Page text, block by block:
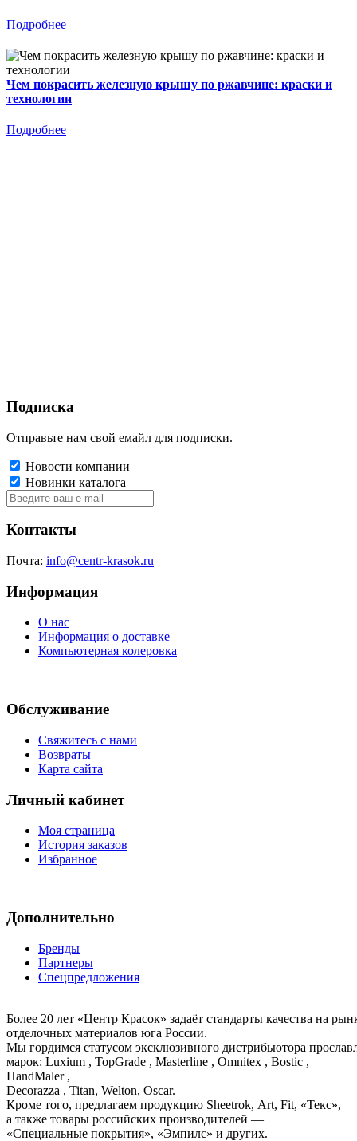
Подробнее
Чем покрасить железную крышу по ржавчине: краски и
технологии
Подробнее
Подписка
Отправьте нам свой емайл для подписки.
Новости компании
Новинки каталога
Контакты
Почта: info@centr-krasok.ru
Информация
О нас
Информация о доставке
Компьютерная колеровка
Обслуживание
Свяжитесь с нами
Возвраты
Карта сайта
Личный кабинет
Моя страница
История заказов
Избранное
Дополнительно
Бренды
Партнеры
Спецпредложения
Более 20 лет «Центр Красок» задаёт стандарты качества на
отделочных материалов юга России.
Мы гордимся статусом эксклюзивного дистрибьютора
марок: Luxium , TopGrade , Masterline , Omnitex , Bostic ,
HandMaler ,
Decorazza , Titan, Welton, Oscar.
Кроме того, предлагаем продукцию Sheetrok, Art, Fit, «Текс»,
а также товары российских производителей —
«Специальные покрытия», «Эмпилс» и других.